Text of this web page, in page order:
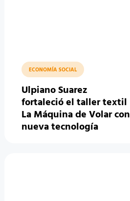
ECONOMÍA SOCIAL
Ulpiano Suarez
fortaleció el taller textil
La Máquina de Volar con
nueva tecnología